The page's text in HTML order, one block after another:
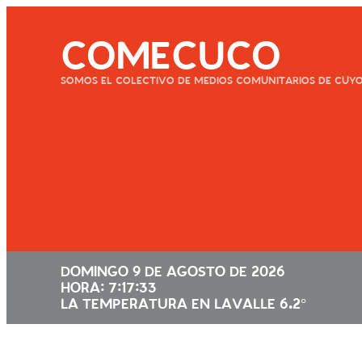
COMECUCO
SOMOS EL COLECTIVO DE MEDIOS COMUNITARIOS DE
DOMINGO 9 DE AGOSTO DE 2026
HORA: 7:17:34
LA TEMPERATURA EN LAVALLE 6.2°